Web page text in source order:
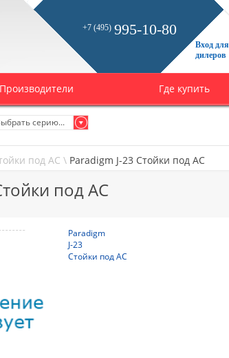
+7 (495) 995-10-80
Вход для
дилеров
Производители Где купить
серию...
под АС \ Paradigm J-23 Стойки под АС
под АС
Paradigm
J-23
Стойки под АС